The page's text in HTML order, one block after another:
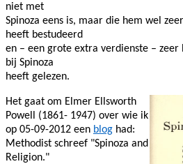
niet met
Spinoza eens is, maar die hem wel
heeft bestudeerd
en – een grote extra verdienste –
bij Spinoza
heeft gelezen.
Het gaat om Elmer Ellsworth
Powell (1861- 1947) over wie ik
op 05-09-2012 een blog had:
Methodist schreef "Spinoza and
Religion."